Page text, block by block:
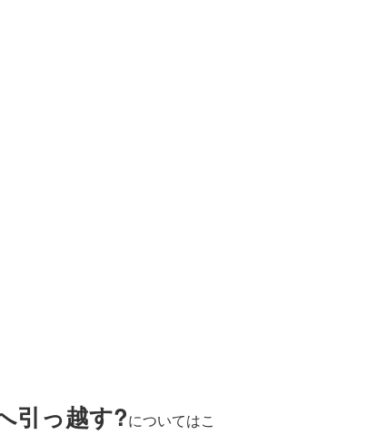
引っ越す?についてはこ